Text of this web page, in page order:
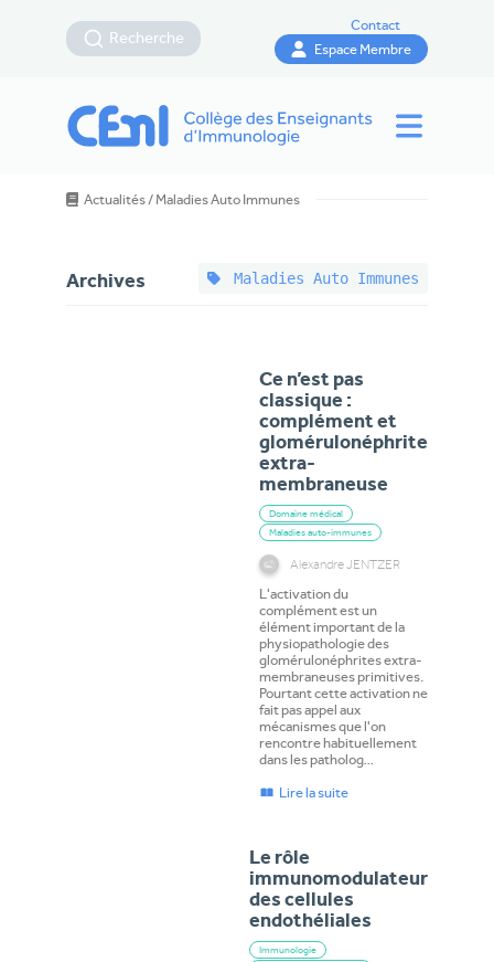
Recherche
Contact
Espace Membre
Actualités/ Maladies Auto Immunes
Archives Maladies Auto Immunes
Ce n’est pas
classique :
complément et
glomérulonéphrite
extra-
membraneuse
Domaine médical
Maladies auto-immunes
Alexandre JENTZER
L'activation du
complément est un
élément important de la
physiopathologie des
glomérulonéphrites extra-
membraneuses primitives.
Pourtant cette activation ne
fait pas appel aux
mécanismes que l'on
rencontre habituellement
dans les patholog…
Lire la suite
Le rôle
immunomodulateur
des cellules
endothéliales
Immunologie